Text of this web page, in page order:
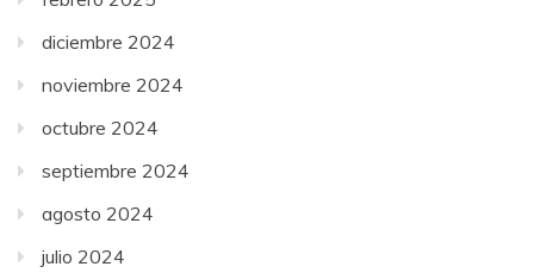
diciembre 2024
noviembre 2024
octubre 2024
septiembre 2024
agosto 2024
julio 2024